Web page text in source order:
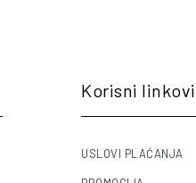
Korisni linkovi
USLOVI PLAĆANJA